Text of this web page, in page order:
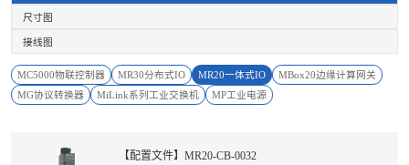
尺寸图
接线图
MC5000物联控制器 MR30分布式IO MR20一体式IO
MBox20边缘计算网关
MG协议转换器
MiLink系列工业交换机 MP工业电源
【配置文件】MR20-CB-0032